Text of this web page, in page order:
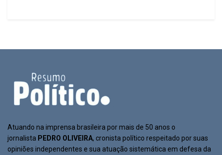
Atuando na imprensa brasileira por mais de 50 anos o
jornalista PEDRO OLIVEIRA, cronista político respeitado por suas
opiniões independentes e sua atuação sistemática em defesa da